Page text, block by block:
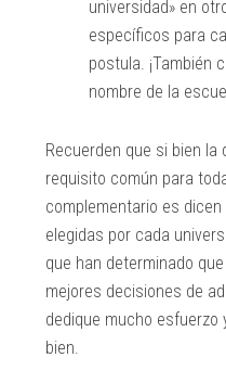
universidad» en
específicos para
postula. ¡También
nombre de la
Recuerden que si bien
requisito común para
complementario es
elegidas por cada
que han determinado
mejores decisiones de
dedique mucho esfuerzo
bien.